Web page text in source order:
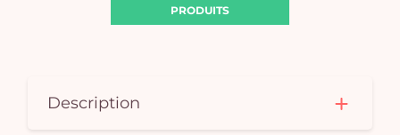
PRODUITS
Description